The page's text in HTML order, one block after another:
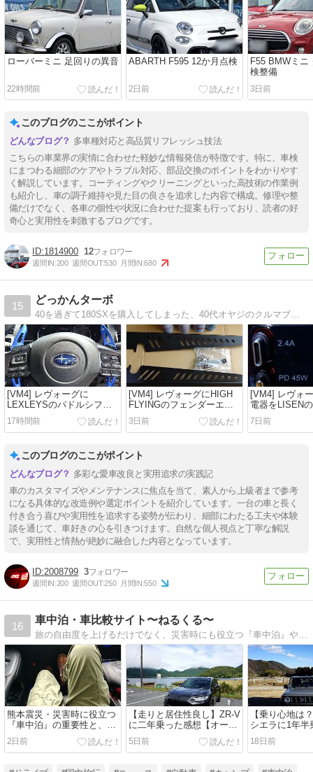
ローバーミニ 足回りの異音
22時間前
ABARTH F595 12か月点検
2日前
F55 BMWミニ
検整備
3日前
このブログのここがポイント
多車種対応と高品質リフレッシュ技法
こちらの車業界の実情に合わせた軽妙な情報発信が特徴です。特に、車検
にまつわる細部のケアやトラブル対応、部品交換のポイントをわかりやす
く解説しています。コーティングやクリーニングといった高技術の作業例
も紹介し、車の調子維持や見た目の良さを追求した内容で構成。修理や整
備だけでなく、各車の個性や状況に合わせた提案も行っており、読者の好
奇心と実用性を刺激するブログです。
1814900 12
週間IN:200 週間OUT:530 月間IN:680
15
どっかんターボ
40を過ぎて180SXを購入してしまった、40代オヤジのクルマブログです。
[VM4] レヴォーグに
LEXLEYSのパドルシフト
カバーを取り付けてみた！
17時間前
[VM4] レヴォーグにHIGH
FLYINGのフェンダーエア
アウトレットダクトを取り
付けてみた！
3日前
[VM4] レヴォ
電器をLISEN
替えてみた！
7日前
このブログのここがポイント
多彩な愛車改良と実用追求の実践記
車のカスタマイズやメンテナンスに焦点を当て、素人から上級者まで参考
になる具体的な改造例や選定ポイントを紹介しています。一台の車と長く
付き合う喜びや実用性を追求する姿勢が伝わり、細部にわたる工夫や体験
談を通じて、車好きの心を引きつけます。自然な個人視点と丁寧な解説
で、実用性と情熱が絶妙に融合した内容となっています。
2008799 3
週間IN:200 週間OUT:250 月間IN:550
16
車中泊・車比較サイト〜ねるくる〜
旅の自由度を上げるだけでなく、災害時にも役立つ『車中泊』や車種の比較、道の駅旅、車を高く売る方法、リセールバリュー（残価率）比較など紹介。
熊本震災・災害時に役立つ
『車中泊』の重要性と、マ
スコミ報道の誤り
2日前
【走りと居住性良し】ZR-V
に二年乗った感想【オーナ
ーズレビュー】
5日前
【乗り心地は
シエラに1年半
【オーナーズ
18日前